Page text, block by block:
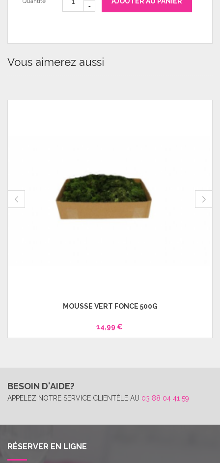
Vous aimerez aussi
MOUSSE VERT FONCE 500G
14,99 €
BESOIN D'AIDE?
APPELEZ NOTRE SERVICE CLIENTÈLE AU 03 88 04 41 59
RÉSERVER EN LIGNE